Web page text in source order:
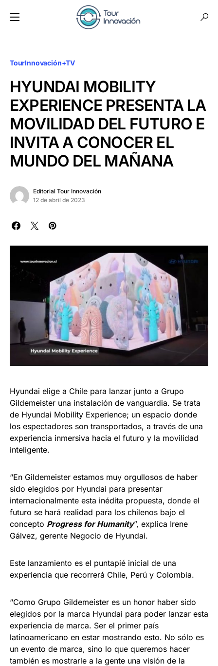
TourInnovación+TV
HYUNDAI MOBILITY
EXPERIENCE PRESENTA LA
MOVILIDAD DEL FUTURO E
INVITA A CONOCER EL
MUNDO DEL MAÑANA
Editorial Tour Innovación
12 de abril de 2023
Hyundai elige a Chile para lanzar junto a Grupo
Gildemeister una instalación de vanguardia. Se trata
de Hyundai Mobility Experience; un espacio donde
los espectadores son transportados, a través de una
experiencia inmersiva hacia el futuro y la movilidad
inteligente.
“En Gildemeister estamos muy orgullosos de haber
sido elegidos por Hyundai para presentar
internacionalmente esta inédita propuesta, donde el
futuro se hará realidad para los chilenos bajo el
concepto Progress for Humanity”, explica Irene
Gálvez, gerente Negocio de Hyundai.
Este lanzamiento es el puntapié inicial de una
experiencia que recorrerá Chile, Perú y Colombia.
“Como Grupo Gildemeister es un honor haber sido
elegidos por la marca Hyundai para poder lanzar esta
experiencia de marca. Ser el primer país
latinoamericano en estar mostrando esto. No sólo es
un evento de marca, sino lo que queremos hacer
también es mostrarle a la gente una visión de la